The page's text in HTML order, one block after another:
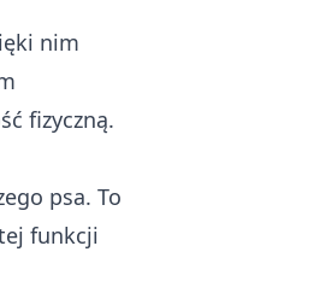
nim
fizyczną.
psa. To
funkcji